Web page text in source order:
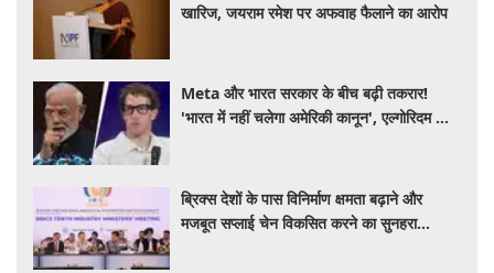
खारिज, जयराम रमेश पर अफवाह फैलाने का आरोप
Meta और भारत सरकार के बीच बढ़ी तकरार!
'भारत में नहीं चलेगा अमेरिकी कानून', एल्गोरिदम को
ब्रिक्स देशों के पास विनिर्माण क्षमता बढ़ाने और
मजबूत सप्लाई चेन विकसित करने का सुनहरा